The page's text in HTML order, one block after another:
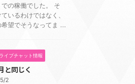
の稼働でした。 そ
いるわけではなく、
希望でそうなってま ...
イブチャット情報
と同じく
2